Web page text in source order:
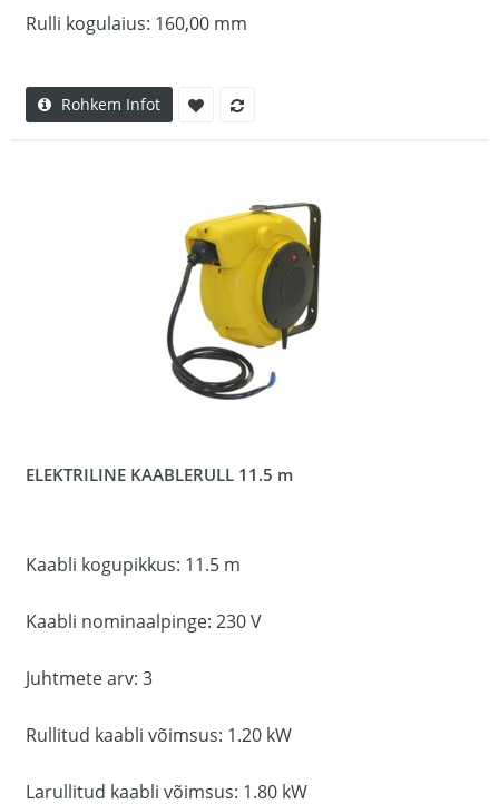
Rulli kogulaius: 160,00 mm
Rohkem Infot
ELEKTRILINE KAABLERULL 11.5 m
Kaabli kogupikkus: 11.5 m
Kaabli nominaalpinge: 230 V
Juhtmete arv: 3
Rullitud kaabli võimsus: 1.20 kW
Larullitud kaabli võimsus: 1.80 kW